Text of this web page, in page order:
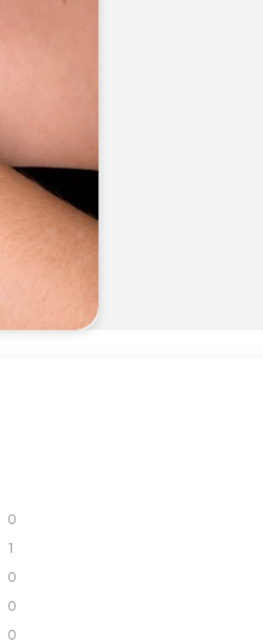
0
1
0
0
0